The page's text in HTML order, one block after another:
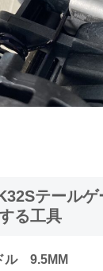
テール
る工具
ル 9.5MM